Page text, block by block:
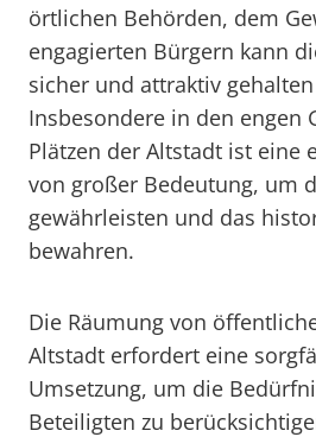
örtlichen Behörden, dem
engagierten Bürgern kann
sicher und attraktiv
Insbesondere in den engen
Plätzen der Altstadt ist eine
von großer Bedeutung, um
gewährleisten und das
bewahren.
Die Räumung von
Altstadt erfordert eine
Umsetzung, um die
Beteiligten zu